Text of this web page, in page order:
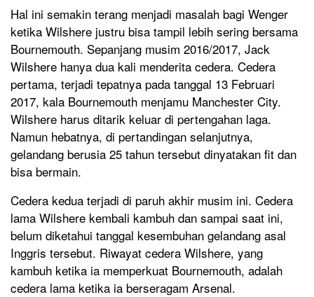
Hal ini semakin terang menjadi masalah bagi Wenger
ketika Wilshere justru bisa tampil lebih sering bersama
Bournemouth. Sepanjang musim 2016/2017, Jack
Wilshere hanya dua kali menderita cedera. Cedera
pertama, terjadi tepatnya pada tanggal 13 Februari
2017, kala Bournemouth menjamu Manchester City.
Wilshere harus ditarik keluar di pertengahan laga.
Namun hebatnya, di pertandingan selanjutnya,
gelandang berusia 25 tahun tersebut dinyatakan fit dan
bisa bermain.
Cedera kedua terjadi di paruh akhir musim ini. Cedera
lama Wilshere kembali kambuh dan sampai saat ini,
belum diketahui tanggal kesembuhan gelandang asal
Inggris tersebut. Riwayat cedera Wilshere, yang
kambuh ketika ia memperkuat Bournemouth, adalah
cedera lama ketika ia berseragam Arsenal.